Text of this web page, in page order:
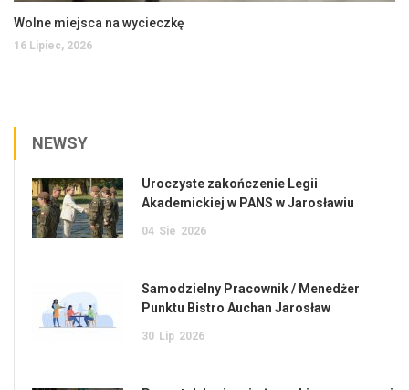
Wolne miejsca na wycieczkę
16 Lipiec, 2026
NEWSY
Uroczyste zakończenie Legii
Akademickiej w PANS w Jarosławiu
04 Sie 2026
Samodzielny Pracownik / Menedżer
Punktu Bistro Auchan Jarosław
30 Lip 2026